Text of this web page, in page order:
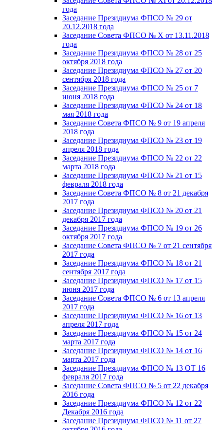
года
Заседание Президиума ФПСО № 29 от
20.12.2018 года
Заседание Совета ФПСО № X от 13.11.2018
года
Заседание Президиума ФПСО № 28 от 25
октября 2018 года
Заседание Президиума ФПСО № 27 от 20
сентября 2018 года
Заседание Президиума ФПСО № 25 от 7
июня 2018 года
Заседание Президиума ФПСО № 24 от 18
мая 2018 года
Заседание Совета ФПСО № 9 от 19 апреля
2018 года
Заседание Президиума ФПСО № 23 от 19
апреля 2018 года
Заседание Президиума ФПСО № 22 от 22
марта 2018 года
Заседание Президиума ФПСО № 21 от 15
февраля 2018 года
Заседание Совета ФПСО № 8 от 21 декабря
2017 года
Заседание Президиума ФПСО № 20 от 21
декабря 2017 года
Заседание Президиума ФПСО № 19 от 26
октября 2017 года
Заседание Совета ФПСО № 7 от 21 сентября
2017 года
Заседание Президиума ФПСО № 18 от 21
сентября 2017 года
Заседание Президиума ФПСО № 17 от 15
июня 2017 года
Заседание Совета ФПСО № 6 от 13 апреля
2017 года
Заседание Президиума ФПСО № 16 от 13
апреля 2017 года
Заседание Президиума ФПСО № 15 от 24
марта 2017 года
Заседание Президиума ФПСО № 14 от 16
марта 2017 года
Заседание Президиума ФПСО № 13 ОТ 16
февраля 2017 года
Заседание Совета ФПСО № 5 от 22 декабря
2016 года
Заседание Президиума ФПСО № 12 от 22
Декабря 2016 года
Заседание Президиума ФПСО № 11 от 27